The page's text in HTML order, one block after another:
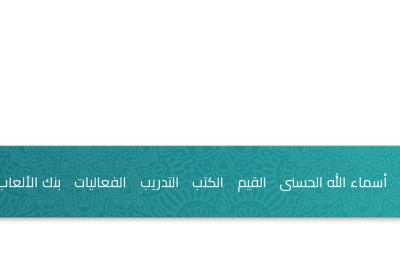
أسماء الله الحسنى القيم الكتب التدريب الفعاليات بنك